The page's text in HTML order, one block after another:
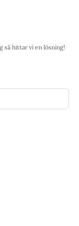
så hittar vi en lösning!